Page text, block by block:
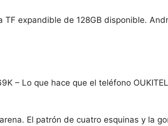
expandible de 128GB disponible.
– Lo que hace que el teléfono
El patrón de cuatro esquinas y la